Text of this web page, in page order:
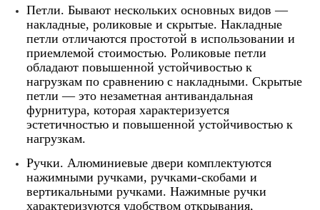
Петли. Бывают нескольких основных видов —
накладные, роликовые и скрытые. Накладные
петли отличаются простотой в использовании и
приемлемой стоимостью. Роликовые петли
обладают повышенной устойчивостью к
нагрузкам по сравнению с накладными. Скрытые
петли — это незаметная антивандальная
фурнитура, которая характеризуется
эстетичностью и повышенной устойчивостью к
нагрузкам.
Ручки. Алюминиевые двери комплектуются
нажимными ручками, ручками-скобами и
вертикальными ручками. Нажимные ручки
характеризуются удобством открывания,